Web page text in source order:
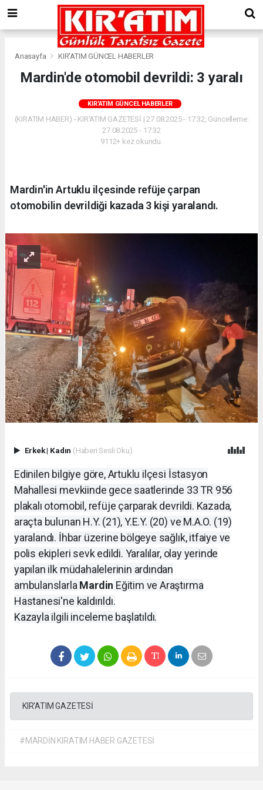
Anasayfa KIR'ATIM GÜNCEL HABERLER
Mardin'de otomobil devrildi: 3 yaralı
KIR'ATIM GÜNCEL HABERLER
(KIRATIM HABER) - KIR'ATIM GAZETESİ | 27.08.2025 - 17:32, Güncelleme:
27.08.2025 - 17:32
9112+ kez okundu.
Mardin'in Artuklu ilçesinde refüje çarpan
otomobilin devrildiği kazada 3 kişi yaralandı.
Erkek| Kadın (Haberi Sesli Oku)
Edinilen bilgiye göre, Artuklu ilçesi İstasyon
Mahallesi mevkiinde gece saatlerinde 33 TR 956
plakalı otomobil, refüje çarparak devrildi. Kazada,
araçta bulunan H.Y. (21), Y.E.Y. (20) ve M.A.O. (19)
yaralandı. İhbar üzerine bölgeye sağlık, itfaiye ve
polis ekipleri sevk edildi. Yaralılar, olay yerinde
yapılan ilk müdahalelerinin ardından
ambulanslarlaMardin Eğitim ve Araştırma
Hastanesi'ne kaldırıldı.
Kazayla ilgili inceleme başlatıldı.
KIR'ATIM GAZETESİ
#MARDİN KIRATIM HABER GAZETESİ